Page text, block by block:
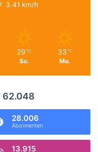
3.41 km/h
29 ℃
So.
33 ℃
Mo.
62.048
28.006
Abonnenten
13.915